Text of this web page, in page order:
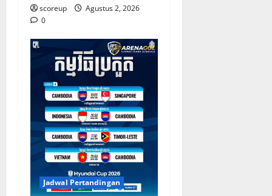
scoreup
Agustus 2, 2026
0
Jadwal Pertandingan